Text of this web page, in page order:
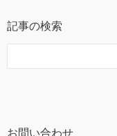
記事の検索
お問い合わせ